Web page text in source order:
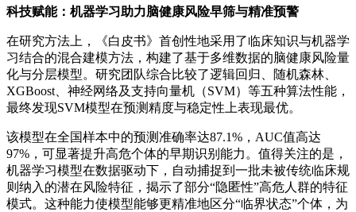
科技赋能：机器学习助力脑健康风险早筛与精准预警
在研究方法上，《白皮书》首创性地采用了临床知识与机器学
习结合的混合建模方法，构建了基于多维数据的脑健康风险量
化与分层模型。研究团队综合比较了逻辑回归、随机森林、
XGBoost、神经网络及支持向量机（SVM）等五种算法性能，
最终发现SVM模型在预测精度与稳定性上表现最优。
该模型在全国样本中的预测准确率达87.1%，AUC值高达
97%，可显著提升高危个体的早期识别能力。值得关注的是，
机器学习模型在数据驱动下，自动捕捉到一批未被传统临床规
则纳入的潜在风险特征，揭示了部分“隐匿性”高危人群的特征
模式。这种能力使模型能够更精准地区分“临界状态”个体，为